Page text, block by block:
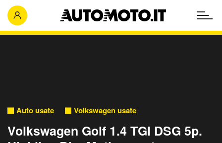
Auto usate Volkswagen usate
Volkswagen Golf 1.4 TGI DSG 5p.